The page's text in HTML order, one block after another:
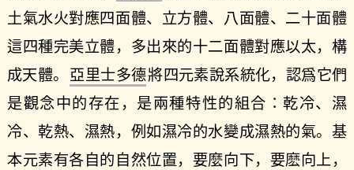
土氣水火對應四面體、立方體、八面體、二十面體
這四種完美立體，多出來的十二面體對應以太，構
成天體。 亞里士多德將四元素說系統化，認爲它們
是觀念中的存在，是兩種特性的組合：乾冷、濕
冷、乾熱、濕熱，例如濕冷的水變成濕熱的氣。基
本元素有各自的自然位置，要麼向下，要麽向上，